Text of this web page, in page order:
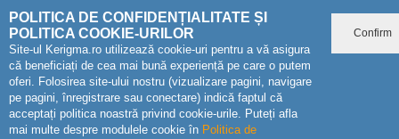
POLITICA DE CONFIDENȚIALITATE ȘI
POLITICA COOKIE-URILOR
Site-ul Kerigma.ro utilizează cookie-uri pentru a vă asigura
că beneficiați de cea mai bună experiență pe care o putem
oferi. Folosirea site-ului nostru (vizualizare pagini, navigare
pe pagini, înregistrare sau conectare) indică faptul că
acceptați politica noastră privind cookie-urile. Puteți afla
mai multe despre modulele cookie în Politica de
Confirm